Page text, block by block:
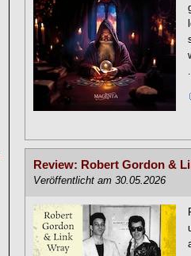
Review: Robert Gordon &
Veröffentlicht am 30.05.2026